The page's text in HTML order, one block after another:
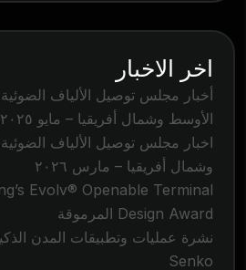
اخر الاخبار
أخبار مجلس توصيل الألياف
الأوسط وشمال أفريقيا – مايو ٢٠٢٥
اخبار مجلس توصيل الألياف
وشمال أفريقيا – مارس ٢٠٢٦
Design Award المرموقة
نشرة عمليات وتطبيقات المدن الذكية
Senko